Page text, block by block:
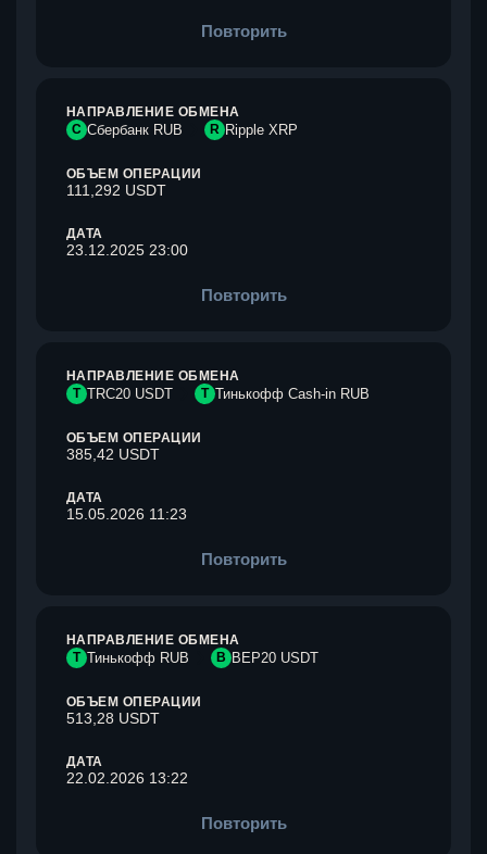
Повторить
НАПРАВЛЕНИЕ ОБМЕНА
С Сбербанк RUB R Ripple XRP
ОБЪЕМ ОПЕРАЦИИ
111,292 USDT
ДАТА
23.12.2025 23:00
Повторить
НАПРАВЛЕНИЕ ОБМЕНА
T TRC20 USDT Т Тинькофф Cash-in RUB
ОБЪЕМ ОПЕРАЦИИ
385,42 USDT
ДАТА
15.05.2026 11:23
Повторить
НАПРАВЛЕНИЕ ОБМЕНА
Т Тинькофф RUB B BEP20 USDT
ОБЪЕМ ОПЕРАЦИИ
513,28 USDT
ДАТА
22.02.2026 13:22
Повторить